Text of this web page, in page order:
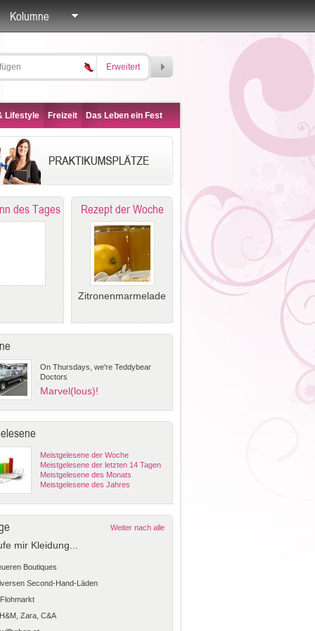
Kolumne
Erweitert
Lifestyle Freizeit Das Leben ein Fest
des Tages Rezept der Woche
Zitronenmarmelade
On Thursdays, we're Teddybear
Doctors
Marvel(lous)!
Meistgelesene der Woche
Meistgelesene der letzten 14 Tagen
Meistgelesene des Monats
Meistgelesene des Jahres
Weiter nach alle
mir Kleidung...
Boutiques
Second-Hand-Läden
Zara, C&A